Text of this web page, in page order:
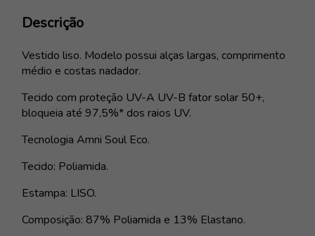
Descrição
Vestido liso. Modelo possui alças largas, comprimento
médio e costas nadador.
Tecido com proteção UV-A UV-B fator solar 50+,
bloqueia até 97,5%* dos raios UV.
Tecnologia Amni Soul Eco.
Tecido: Poliamida.
Estampa: LISO.
Composição: 87% Poliamida e 13% Elastano.